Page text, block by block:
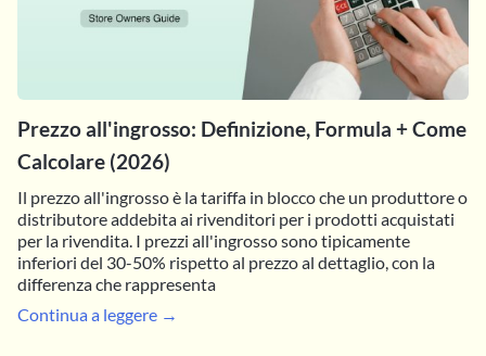
Prezzo all'ingrosso: Definizione, Formula + Come
Calcolare (2026)
Il prezzo all'ingrosso è la tariffa in blocco che un produttore o
distributore addebita ai rivenditori per i prodotti acquistati
per la rivendita. I prezzi all'ingrosso sono tipicamente
inferiori del 30-50% rispetto al prezzo al dettaglio, con la
differenza che rappresenta
Continua a leggere →